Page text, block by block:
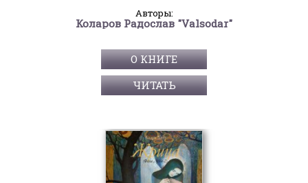
Авторы:
Коларов Радослав "Valsodar"
О КНИГЕ
ЧИТАТЬ